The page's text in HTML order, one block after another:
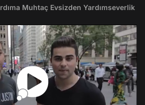
Muhtaç Evsizden Yardımseverlik